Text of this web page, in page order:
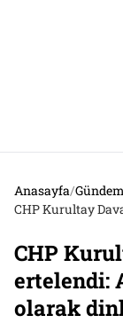
Anasayfa/Gündem
CHP
ertelendi:
olarak